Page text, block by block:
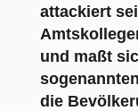
attackiert
und maßt
die